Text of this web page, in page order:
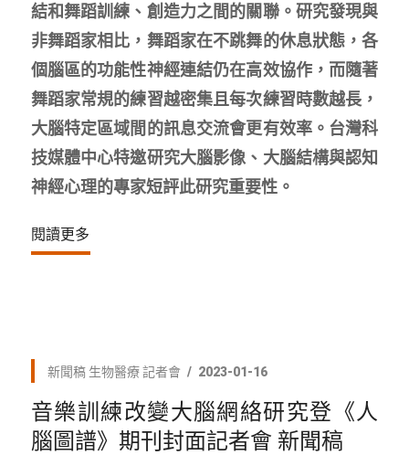
結和舞蹈訓練、創造力之間的關聯。研究發現與
非舞蹈家相比，舞蹈家在不跳舞的休息狀態，各
個腦區的功能性神經連結仍在高效協作，而隨著
舞蹈家常規的練習越密集且每次練習時數越長，
大腦特定區域間的訊息交流會更有效率。台灣科
技媒體中心特邀研究大腦影像、大腦結構與認知
神經心理的專家短評此研究重要性。
閱讀更多
新聞稿 生物醫療 記者會 2023-01-16
音樂訓練改變大腦網絡研究登《人
腦圖譜》期刊封面記者會 新聞稿